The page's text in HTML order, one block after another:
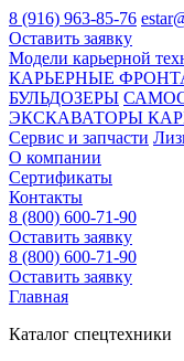
8 (916) 963-85-76
Оставить заявку
Модели карьерной
КАРЬЕРНЫЕ
БУЛЬДОЗЕРЫ
ЭКСКАВАТОРЫ
Сервис и запчасти
О компании
Сертификаты
Контакты
8 (800) 600-71-90
Оставить заявку
8 (800) 600-71-90
Оставить заявку
Главная
Каталог спецтехники